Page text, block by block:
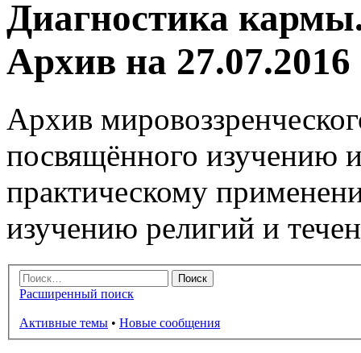
Диагностика
Архив на 27.07.2016
Архив
посвящённого изучению
практическому
изучению религий и
Расширенный поиск
Активные темы • Новые сообщения